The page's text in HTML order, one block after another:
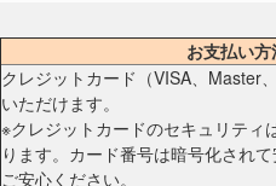
お支払い
クレジットカード（VISA、Master
いただけます。
※クレジットカードのセキュリティ
ります。カード番号は暗号化され
ご安心ください。